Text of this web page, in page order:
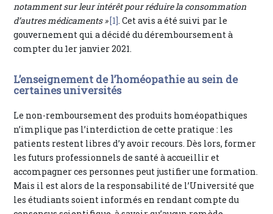
notamment sur leur intérêt pour réduire la consommation
d’autres médicaments »[1]. Cet avis a été suivi par le
gouvernement qui a décidé du déremboursement à
compter du 1er janvier 2021.
L’enseignement de l’homéopathie au sein de
certaines universités
Le non-remboursement des produits homéopathiques
n’implique pas l’interdiction de cette pratique : les
patients restent libres d’y avoir recours. Dès lors, former
les futurs professionnels de santé à accueillir et
accompagner ces personnes peut justifier une formation.
Mais il est alors de la responsabilité de l’Université que
les étudiants soient informés en rendant compte du